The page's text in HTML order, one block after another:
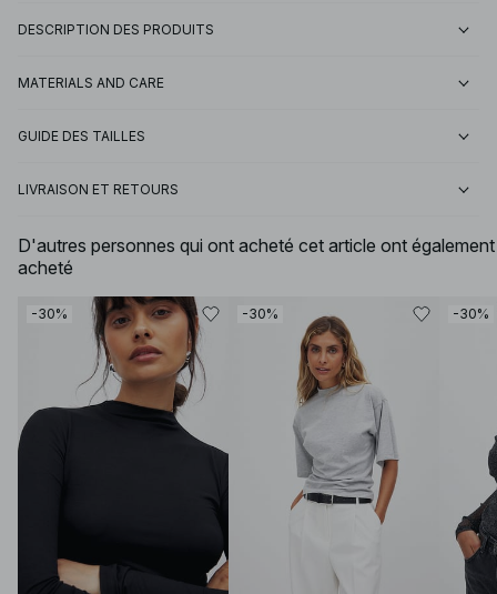
DESCRIPTION DES PRODUITS
MATERIALS AND CARE
GUIDE DES TAILLES
LIVRAISON ET RETOURS
D'autres personnes qui ont acheté cet article ont également
acheté
-30% -30% -30%